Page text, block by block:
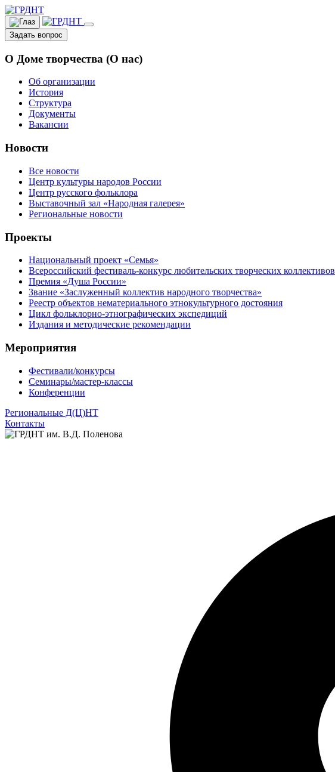
Задать вопрос
О Доме творчества (О нас)
Об организации
История
Структура
Документы
Вакансии
Новости
Все новости
Центр культуры народов России
Центр русского фольклора
Выставочный зал «Народная галерея»
Региональные новости
Проекты
Национальный проект «Семья»
Всероссийский фестиваль-конкурс любительских творческих коллективов
Премия «Душа России»
Звание «Заслуженный коллектив народного творчества»
Реестр объектов нематериального этнокультурного достояния
Цикл фольклорно-этнографических экспедиций
Издания и методические рекомендации
Мероприятия
Фестивали/конкурсы
Семинары/мастер-классы
Конференции
Региональные Д(Ц)НТ
Контакты